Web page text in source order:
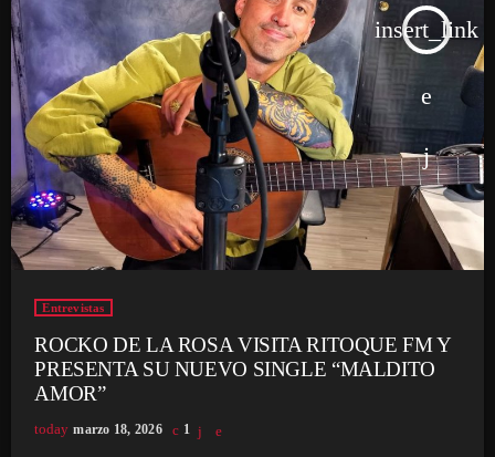
insert_link
Entrevistas
ROCKO DE LA ROSA VISITA RITOQUE FM Y
PRESENTA SU NUEVO SINGLE “MALDITO
AMOR”
today marzo 18, 2026 1